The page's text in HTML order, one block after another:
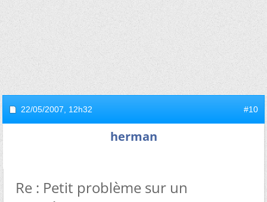
22/05/2007, 12h32 #10
herman
Re : Petit problème sur un